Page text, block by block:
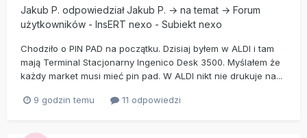
Jakub P. odpowiedziałJakub P. → na temat → Forum
użytkowników - InsERT nexo - Subiekt nexo
Chodziło o PIN PAD na początku. Dzisiaj byłem w ALDI i tam
mają Terminal Stacjonarny Ingenico Desk 3500. Myślałem że
każdy market musi mieć pin pad. W ALDI nikt nie drukuje na...
9 godzin temu 11 odpowiedzi